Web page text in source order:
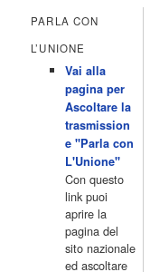
All News 16.05
Club 19.30 19.30
Monkeys 21.30 Sons
programmiTv -
Programmi 06.35
10.10
Aperto 13.00 Studio
15.00 Telefilm:Paso
Cartoni animati
19.35 Medici miei
fortuna 21.10 […]
Acor3.it
programmiTv - LA 7
Programmi 06:00 -
PARLA CON
L’UNIONE
Vai alla
pagina per
Ascoltare la
trasmission
e "Parla con
L'Unione"
Con questo
link puoi
aprire la
pagina del
sito nazionale
ed ascoltare